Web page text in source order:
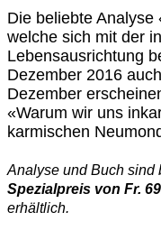
Die beliebte Analyse
welche sich mit der
Lebensausrichtung
Dezember 2016
Dezember
«Warum wir uns
karmischen
Analyse und Buch sind
Spezialpreis von Fr.
erhältlich.